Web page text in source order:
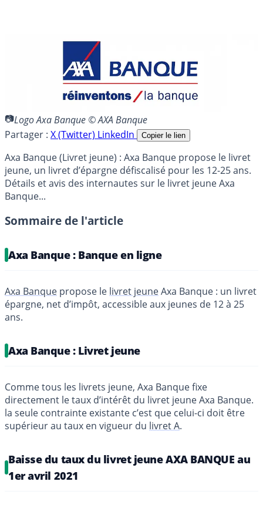
Logo Axa Banque © AXA Banque
Partager : X (Twitter) LinkedIn Copier le lien
Axa Banque (Livret jeune) : Axa Banque propose le livret
jeune, un livret d’épargne défiscalisé pour les 12-25 ans.
Détails et avis des internautes sur le livret jeune Axa
Banque...
Sommaire de l'article
Axa Banque : Banque en ligne
Axa Banque propose le livret jeuneAxa Banque : un livret
épargne, net d’impôt, accessible aux jeunes de 12 à 25
ans.
Axa Banque : Livret jeune
Comme tous les livrets jeune, Axa Banque fixe
directement le taux d’intérêt du livret jeune Axa Banque.
la seule contrainte existante c’est que celui-ci doit être
supérieur au taux en vigueur du livret A.
Baisse du taux du livret jeune AXA BANQUE au
1er avril 2021